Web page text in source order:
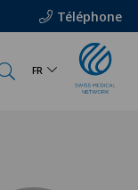
Téléphone
FR